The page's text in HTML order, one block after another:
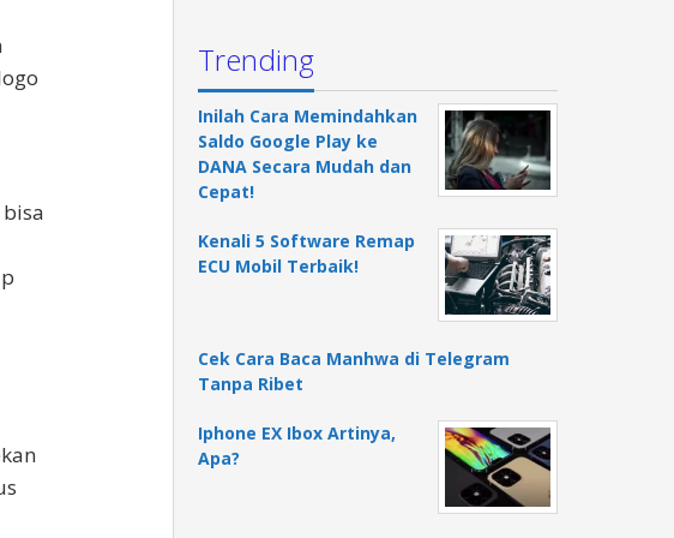
Trending
Inilah Cara Memindahkan
Saldo Google Play ke
DANA Secara Mudah dan
Cepat!
Kenali 5 Software Remap
ECU Mobil Terbaik!
Cek Cara Baca Manhwa di Telegram
Tanpa Ribet
Iphone EX Ibox Artinya,
Apa?